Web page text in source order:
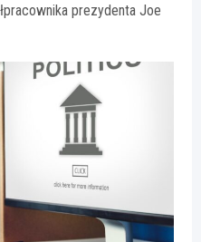
prezydenta Joe